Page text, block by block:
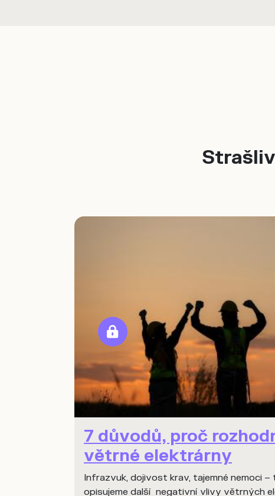
7 důvodů, proč
větrné elektrárny
Infrazvuk, dojivost krav, tajemné nemoci –
opisujeme další negativní vlivy větrných